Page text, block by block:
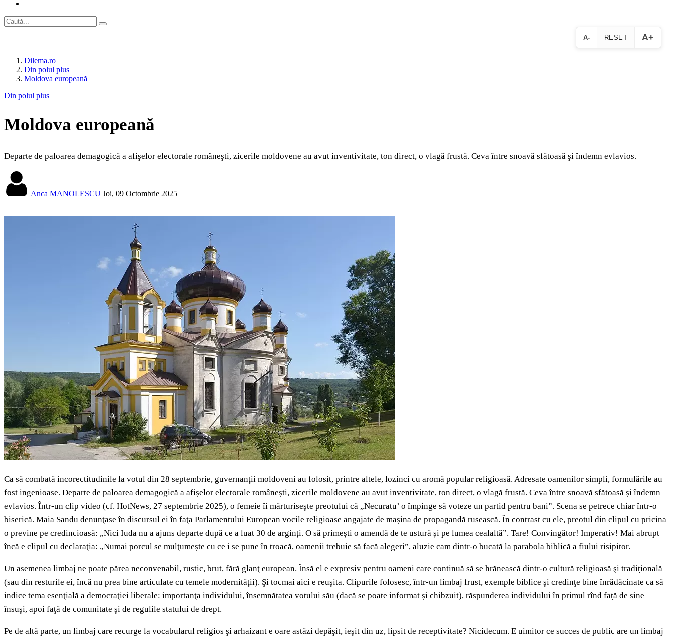
A- RESET A+
Dilema.ro
Din polul plus
Moldova europeană
Din polul plus
Moldova europeană
Departe de paloarea demagogică a afişelor electorale româneşti, zicerile moldovene au avut inventivitate, ton direct, o vlagă frustă. Ceva între snoavă sfătoasă şi îndemn evlavios.
Anca MANOLESCU Joi, 09 Octombrie 2025
Ca să combată incorectitudinile la votul din 28 septembrie, guvernanţii moldoveni au folosit, printre altele, lozinci cu aromă popular religioasă. Adresate oamenilor simpli, formulările au
fost ingenioase. Departe de paloarea demagogică a afişelor electorale româneşti, zicerile moldovene au avut inventivitate, ton direct, o vlagă frustă. Ceva între snoavă sfătoasă şi îndemn
evlavios. Într-un clip video (cf. HotNews, 27 septembrie 2025), o femeie îi mărturiseşte preotului că „Necuratu’ o împinge să voteze un partid pentru bani”. Scena se petrece chiar într-o
biserică. Maia Sandu denunţase în discursul ei în faţa Parlamentului European vocile religioase angajate de maşina de propagandă rusească. În contrast cu ele, preotul din clipul cu pricina
o previne pe credincioasă: „Nici Iuda nu a ajuns departe după ce a luat 30 de arginți. O să primești o amendă de te ustură și pe lumea cealaltă”. Tare! Convingător! Imperativ! Mai abrupt
încă e clipul cu declaraţia: „Numai porcul se mulţumeşte cu ce i se pune în troacă, oamenii trebuie să facă alegeri”, aluzie cam dintr-o bucată la parabola biblică a fiului risipitor.
Un asemenea limbaj ne poate părea neconvenabil, rustic, brut, fără glanţ european. Însă el e expresiv pentru oameni care continuă să se hrănească dintr-o cultură religioasă şi tradiţională
(sau din resturile ei, încă nu prea bine articulate cu temele modernităţii). Şi tocmai aici e reuşita. Clipurile folosesc, într-un limbaj frust, exemple biblice şi credinţe bine înrădăcinate ca să
indice tema esenţială a democraţiei liberale: importanţa individului, însemnătatea votului său (dacă se poate informat şi chibzuit), răspunderea individului în primul rînd faţă de sine
însuşi, apoi faţă de comunitate şi de regulile statului de drept.
Pe de altă parte, un limbaj care recurge la vocabularul religios şi arhaizant e oare astăzi depăşit, ieşit din uz, lipsit de receptivitate? Nicidecum. E uimitor ce succes de public are un limbaj